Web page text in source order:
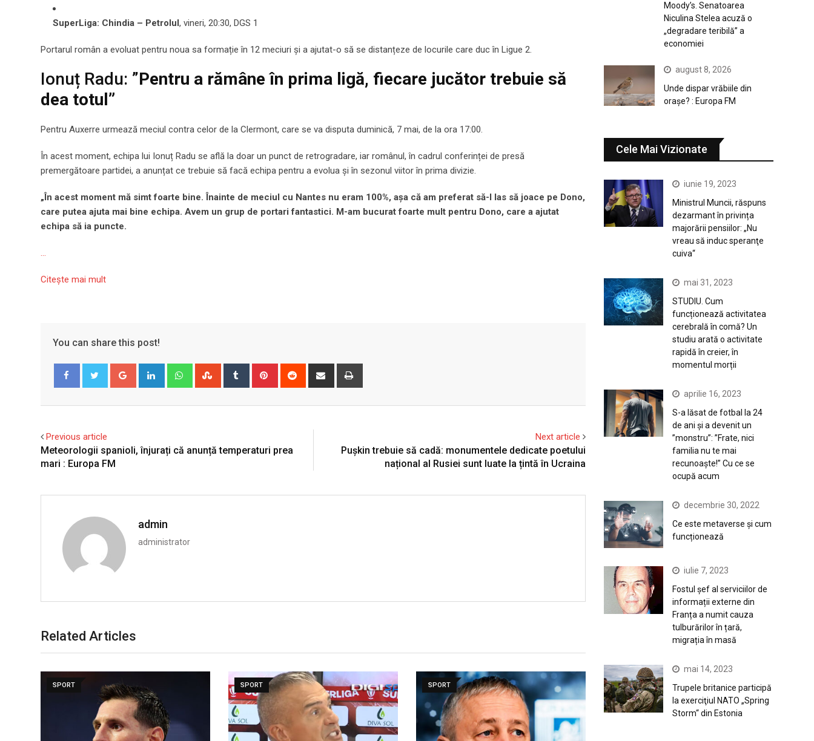
SuperLiga: Chindia – Petrolul, vineri, 20:30, DGS 1
Portarul român a evoluat pentru noua sa formație în 12 meciuri și a ajutat-o să se distanțeze de locurile care duc în Ligue 2.
Ionuț Radu: ”Pentru a rămâne în prima ligă, fiecare jucător trebuie să
dea totul”
Pentru Auxerre urmează meciul contra celor de la Clermont, care se va disputa duminică, 7 mai, de la ora 17:00.
În acest moment, echipa lui Ionuț Radu se află la doar un punct de retrogradare, iar românul, în cadrul conferinței de presă
premergătoare partidei, a anunțat ce trebuie să facă echipa pentru a evolua și în sezonul viitor în prima divizie.
„În acest moment mă simt foarte bine. Înainte de meciul cu Nantes nu eram 100%, așa că am preferat să-l las să joace pe Dono,
care putea ajuta mai bine echipa. Avem un grup de portari fantastici. M-am bucurat foarte mult pentru Dono, care a ajutat
echipa să ia puncte.
…
Citeşte mai mult
You can share this post!
Google+ LinkedIn WhatsappStumbleUpon
Tumblr Pinterest Reddit
Share
Previous article
Meteorologii spanioli, înjurați că anunță temperaturi prea
mari : Europa FM
Next article
Pușkin trebuie să cadă: monumentele dedicate poetului
național al Rusiei sunt luate la țintă în Ucraina
admin
administrator
Related Articles
SPORT SPORT SPORT
Moody’s. Senatoarea
Niculina Stelea acuză o
„degradare teribilă” a
economiei
august 8, 2026
Unde dispar vrăbiile din
orașe? : Europa FM
Cele Mai Vizionate
iunie 19, 2023
Ministrul Muncii, răspuns
dezarmant în privința
majorării pensiilor: „Nu
vreau să induc speranţe
cuiva“
mai 31, 2023
STUDIU. Cum
funcționează activitatea
cerebrală în comă? Un
studiu arată o activitate
rapidă în creier, în
momentul morții
aprilie 16, 2023
S-a lăsat de fotbal la 24
de ani și a devenit un
”monstru”: ”Frate, nici
familia nu te mai
recunoaște!” Cu ce se
ocupă acum
decembrie 30, 2022
Ce este metaverse și cum
funcționează
iulie 7, 2023
Fostul șef al serviciilor de
informații externe din
Franța a numit cauza
tulburărilor în țară,
migrația în masă
mai 14, 2023
Trupele britanice participă
la exerciţiul NATO „Spring
Storm“ din Estonia